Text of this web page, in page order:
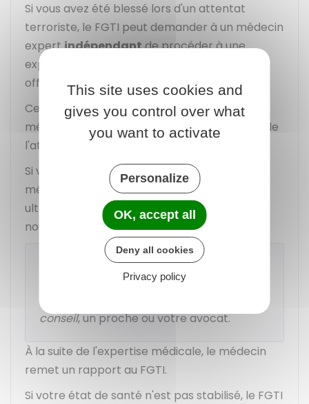
Si vous avez été blessé lors d'un attentat
terroriste, le FGTI peut demander à un médecin
expertindépendantde procéder à une
expertise médicale avant de vous faire une
offre d'indemnisation.
Cette expertise permet de constater
médicalement l'étendue des conséquences de
l'attentat.
Si votre état de santé n'est pasconsolidé
médecin vous propose un rendez-vous
ultérieur au cours duquel il vous examine de
nouveau.
Au cours de l'expertise médicale, vous
conseil, un proche ou votre avocat.
À la suite de l'expertise médicale, le médecin
remet un rapport au FGTI.
Si votre état de santé n'est pas stabilisé, le FGTI
This site uses cookies and
gives you control over what
you want to activate
Personalize
OK, accept all
Deny all cookies
Privacy policy